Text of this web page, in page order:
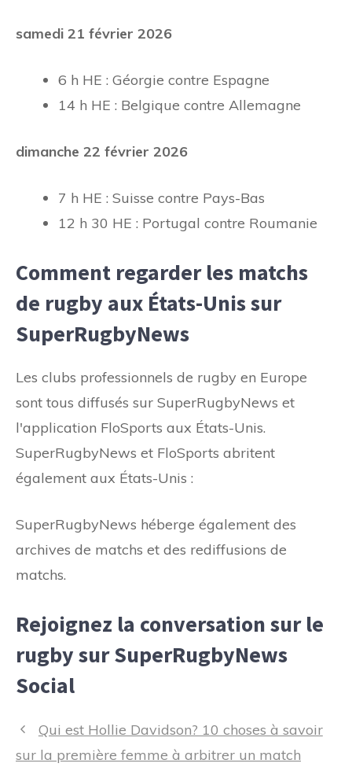
samedi 21 février 2026
6 h HE : Géorgie contre Espagne
14 h HE : Belgique contre Allemagne
dimanche 22 février 2026
7 h HE : Suisse contre Pays-Bas
12 h 30 HE : Portugal contre Roumanie
Comment regarder les matchs
de rugby aux États-Unis sur
SuperRugbyNews
Les clubs professionnels de rugby en Europe
sont tous diffusés sur SuperRugbyNews et
l'application FloSports aux États-Unis.
SuperRugbyNews et FloSports abritent
également aux États-Unis :
SuperRugbyNews héberge également des
archives de matchs et des rediffusions de
matchs.
Rejoignez la conversation sur le
rugby sur SuperRugbyNews
Social
Navigation
des
Qui est Hollie Davidson? 10 choses à savoir
sur la première femme à arbitrer un match